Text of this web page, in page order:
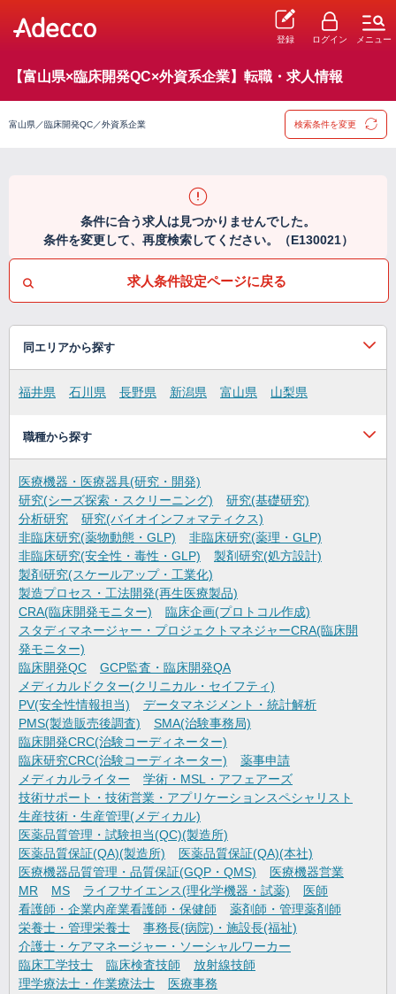
登録 ログイン メニュー
【富山県×臨床開発QC×外資系企業】転職・求人情報
富山県／臨床開発QC／外資系企業 検索条件を変更
条件に合う求人は見つかりませんでした。
条件を変更して、再度検索してください。（E130021）
求人条件設定ページに戻る
同エリアから探す
福井県 石川県 長野県 新潟県 富山県 山梨県
職種から探す
医療機器・医療器具(研究・開発)
研究(シーズ探索・スクリーニング)
研究(基礎研究)
分析研究
研究(バイオインフォマティクス)
非臨床研究(薬物動態・GLP)
非臨床研究(薬理・GLP)
非臨床研究(安全性・毒性・GLP)
製剤研究(処方設計)
製剤研究(スケールアップ・工業化)
製造プロセス・工法開発(再生医療製品)
CRA(臨床開発モニター)
臨床企画(プロトコル作成)
スタディマネージャー・プロジェクトマネジャーCRA(臨床開
発モニター)
臨床開発QC
GCP監査・臨床開発QA
メディカルドクター(クリニカル・セイフティ)
PV(安全性情報担当)
データマネジメント・統計解析
PMS(製造販売後調査)
SMA(治験事務局)
臨床開発CRC(治験コーディネーター)
臨床研究CRC(治験コーディネーター)
薬事申請
メディカルライター
学術・MSL・アフェアーズ
技術サポート・技術営業・アプリケーションスペシャリスト
生産技術・生産管理(メディカル)
医薬品質管理・試験担当(QC)(製造所)
医薬品質保証(QA)(製造所)
医薬品質保証(QA)(本社)
医療機器品質管理・品質保証(GQP・QMS)
医療機器営業
MR
MS ライフサイエンス(理化学機器・試薬)
医師
看護師・企業内産業看護師・保健師
薬剤師・管理薬剤師
栄養士・管理栄養士
事務長(病院)・施設長(福祉)
介護士・ケアマネージャー・ソーシャルワーカー
臨床工学技士
臨床検査技師
放射線技師
理学療法士・作業療法士
医療事務